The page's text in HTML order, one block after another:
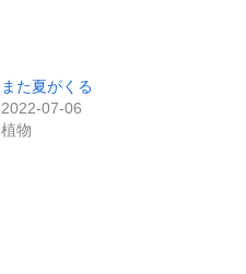
また夏がくる
2022-07-06
植物